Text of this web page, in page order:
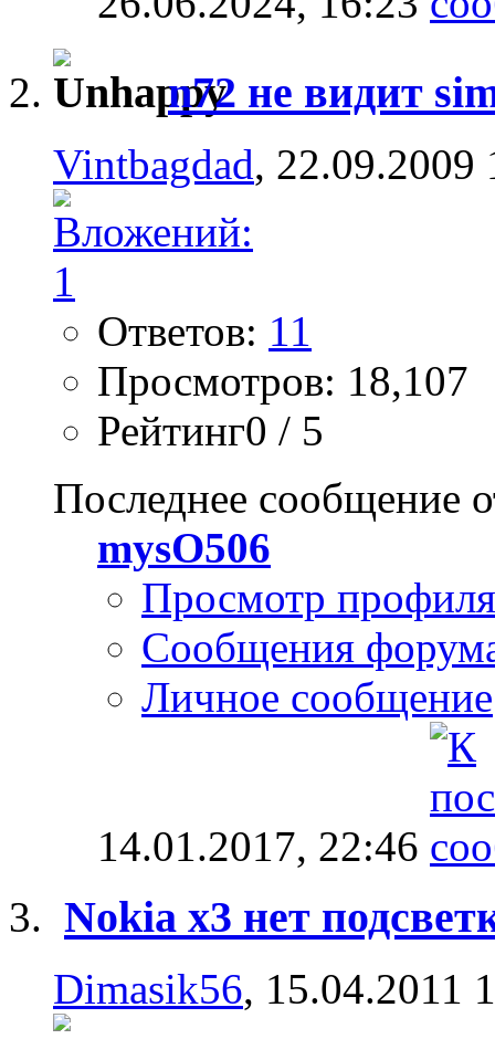
n72 не видит
Vintbagdad, 22.09.2009
Ответов: 11
Просмотров: 18,107
Рейтинг0 / 5
Последнее сообщение
mysO506
Просмотр профиля
Сообщения
Личное сообщение
14.01.2017, 22:46
Nokia x3 нет
Dimasik56, 15.04.2011